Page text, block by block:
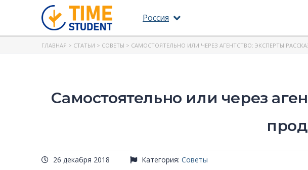
Россия
ГЛАВНАЯ > СТАТЬИ > СОВЕТЫ > САМОСТОЯТЕЛЬНО ИЛИ ЧЕРЕЗ АГЕНТСТВО: ЭКСПЕРТЫ
Самостоятельно или через
26 декабря 2018 Категория: Советы